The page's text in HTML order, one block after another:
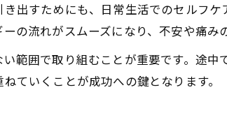
出すためにも、日常生活でのセルフ
の流れがスムーズになり、不安や痛み
範囲で取り組むことが重要です。途
ていくことが成功への鍵となります。